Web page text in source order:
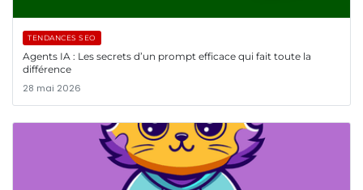
TENDANCES SEO
Agents IA : Les secrets d’un prompt efficace qui fait toute la
différence
28 mai 2026